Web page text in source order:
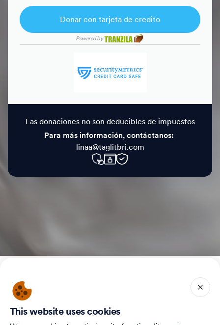
Donar con tarjeta de credito
Powered by
Las donaciones no son deducibles de impuestos
Para más información, contáctanos:
linaa@taglitbri.com
Our Story
Our Supporters
To Registration Website
This website uses cookies